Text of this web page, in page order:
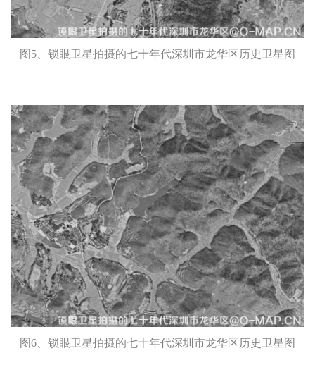
图5、锁眼卫星拍摄的七十年代深圳市龙华区历史卫星图
图6、锁眼卫星拍摄的七十年代深圳市龙华区历史卫星图